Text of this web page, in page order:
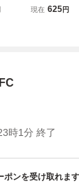
ムコ
フト 囲碁九
現在 625円
時1分 終了
ポンを受け取れます